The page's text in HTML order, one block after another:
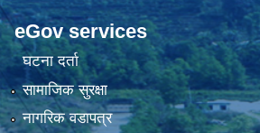
eGov services
घटना दर्ता
सामाजिक सुरक्षा
नागरिक वडापत्र